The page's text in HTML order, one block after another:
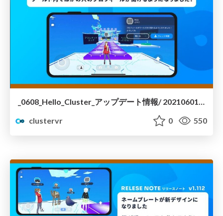
_0608_Hello_Cluster_アップデート情報/ 20210601-hello-cluster-update
clustervr
0 550